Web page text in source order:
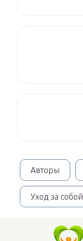
Авторы
Уход за собой